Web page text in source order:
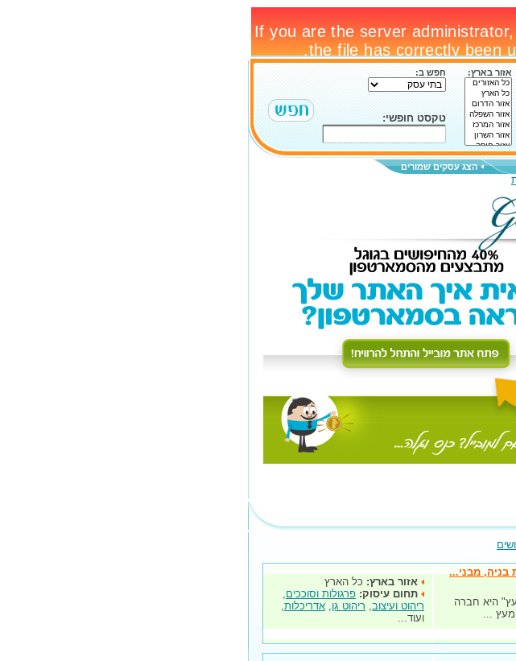
אזור בארץ: חפש ב:
טקסט חופשי:
הצג עסקים שמורים
בניה, מבני...
היא חברה
מעץ ...
אזור בארץ: כל הארץ
תחום עיסוק: פרגולות וסוככים,
ריהוט ועיצוב, ריהוט גן, אדריכלות,
ועוד...